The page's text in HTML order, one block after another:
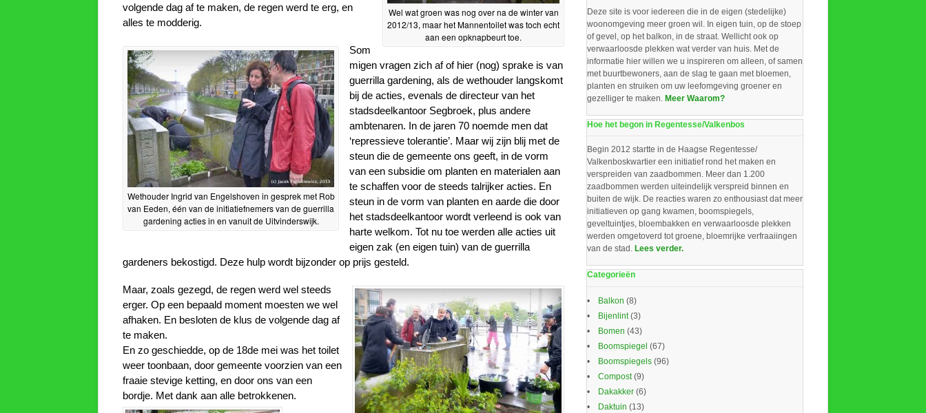
Wel wat groen was nog over na de winter van
2012/13, maar het Mannentoilet was toch echt
aan een opknapbeurt toe.
volgende dag af te maken, de regen werd te erg, en
alles te modderig.
Wethouder Ingrid van Engelshoven in gesprek met Rob
van Eeden, één van de initiatiefnemers van de guerrilla
gardening acties in en vanuit de Uitvinderswijk.
Som
migen vragen zich af of hier (nog) sprake is van
guerrilla gardening, als de wethouder langskomt
bij de acties, evenals de directeur van het
stadsdeelkantoor Segbroek, plus andere
ambtenaren. In de jaren 70 noemde men dat
‘repressieve tolerantie’. Maar wij zijn blij met de
steun die de gemeente ons geeft, in de vorm
van een subsidie om planten en materialen aan
te schaffen voor de steeds talrijker acties. En
steun in de vorm van planten en aarde die door
het stadsdeelkantoor wordt verleend is ook van
harte welkom. Tot nu toe werden alle acties uit
eigen zak (en eigen tuin) van de guerrilla
gardeners bekostigd. Deze hulp wordt bijzonder op prijs gesteld.
Maar, zoals gezegd, de regen werd wel steeds
erger. Op een bepaald moment moesten we wel
afhaken. En besloten de klus de volgende dag af
te maken.
En zo geschiedde, op de 18de mei was het toilet
weer toonbaan, door gemeente voorzien van een
fraaie stevige ketting, en door ons van een
bordje. Met dank aan alle betrokkenen.
Deze site is voor iedereen die in de eigen (stedelijke)
woonomgeving meer groen wil. In eigen tuin, op de stoep
of gevel, op het balkon, in de straat. Wellicht ook op
verwaarloosde plekken wat verder van huis. Met de
informatie hier willen we u inspireren om alleen, of samen
met buurtbewoners, aan de slag te gaan met bloemen,
planten en struiken om uw leefomgeving groener en
gezelliger te maken. Meer Waarom?
Hoe het begon in Regentesse/Valkenbos
Begin 2012 startte in de Haagse Regentesse/
Valkenboskwartier een initiatief rond het maken en
verspreiden van zaadbommen. Meer dan 1.200
zaadbommen werden uiteindelijk verspreid binnen en
buiten de wijk. De reacties waren zo enthousiast dat meer
initiatieven op gang kwamen, boomspiegels,
geveltuintjes, bloembakken en verwaarloosde plekken
werden omgetoverd tot groene, bloemrijke verfraaiingen
van de stad. Lees verder.
Categorieën
Balkon (8)
Bijenlint(3)
Bomen (43)
Boomspiegel (67)
Boomspiegels(96)
Compost(9)
Dakakker(6)
Daktuin (13)